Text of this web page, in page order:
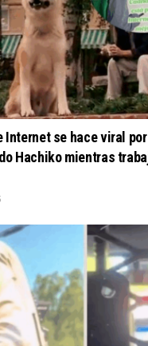
Internet se hace viral
Hachiko mientras